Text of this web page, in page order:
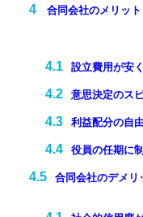
合同会社のメリット
設立費用が安
意思決定のス
利益配分の自
役員の任期に
合同会社のデメリ